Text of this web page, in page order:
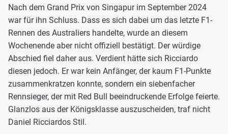
Nach dem Grand Prix von Singapur im September 2024
war für ihn Schluss. Dass es sich dabei um das letzte F1-
Rennen des Australiers handelte, wurde an diesem
Wochenende aber nicht offiziell bestätigt. Der würdige
Abschied fiel daher aus. Verdient hätte sich Ricciardo
diesen jedoch. Er war kein Anfänger, der kaum F1-Punkte
zusammenkratzen konnte, sondern ein siebenfacher
Rennsieger, der mit Red Bull beeindruckende Erfolge feierte.
Glanzlos aus der Königsklasse auszuscheiden, traf nicht
Daniel Ricciardos Stil.